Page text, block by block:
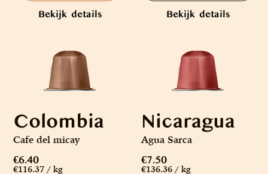
Bekijk details Bekijk details
Colombia
Cafe del micay
€6.40
€116.37 / kg
Nicaragua
Agua Sarca
€7.50
€136.36 / kg